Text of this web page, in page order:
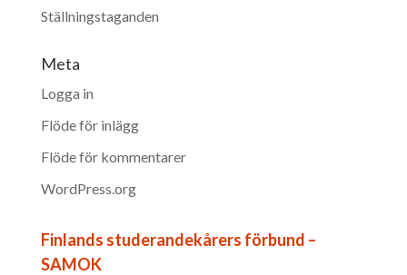
Ställningstaganden
Meta
Logga in
Flöde för inlägg
Flöde för kommentarer
WordPress.org
Finlands studerandekårers förbund –
SAMOK